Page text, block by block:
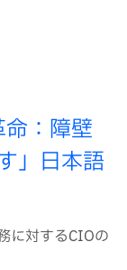
：障壁
」日本語
に対するCIOの